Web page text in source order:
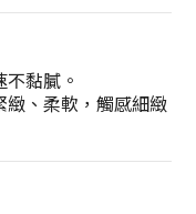
黏膩。
、柔軟，觸感細緻